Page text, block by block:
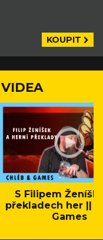
KOUPIT
S Filipem
překladech her ||
Games